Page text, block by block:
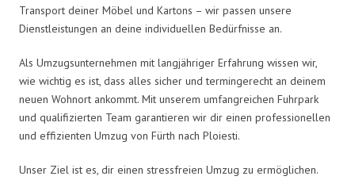
Transport deiner Möbel und Kartons – wir passen unsere
Dienstleistungen an deine individuellen Bedürfnisse an.
Als Umzugsunternehmen mit langjähriger Erfahrung wissen wir,
wie wichtig es ist, dass alles sicher und termingerecht an deinem
neuen Wohnort ankommt. Mit unserem umfangreichen Fuhrpark
und qualifizierten Team garantieren wir dir einen professionellen
und effizienten Umzug von Fürth nach Ploiesti.
Unser Ziel ist es, dir einen stressfreien Umzug zu ermöglichen.